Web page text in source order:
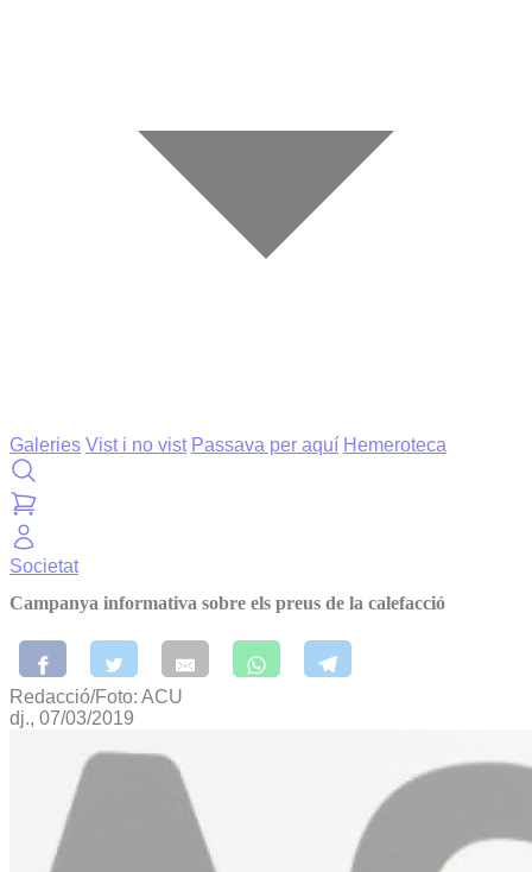
Galeries Vist i no vist Passava per aquí Hemeroteca
Societat
Campanya informativa sobre els preus de la calefacció
Redacció/Foto: ACU
dj., 07/03/2019